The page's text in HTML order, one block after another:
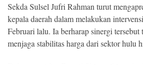
Sekda Sulsel Jufri Rahman turut
kepala daerah dalam melakukan
Februari lalu. Ia berharap sinergi tersebut
menjaga stabilitas harga dari sektor hulu